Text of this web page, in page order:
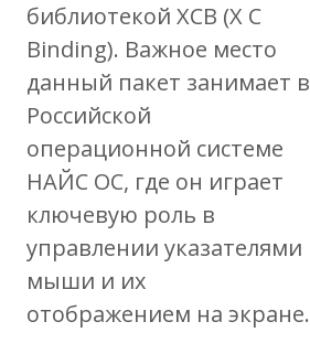
библиотекой XCB (X C
Binding). Важное место
данный пакет занимает в
Российской
операционной системе
НАЙС ОС, где он играет
ключевую роль в
управлении указателями
мыши и их
отображением на экране.